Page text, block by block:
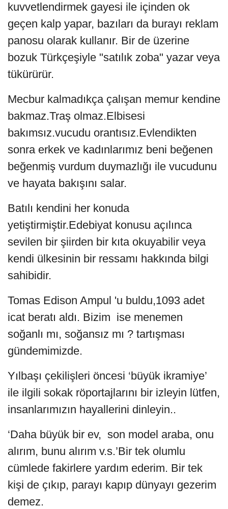
kuvvetlendirmek gayesi ile içinden ok
geçen kalp yapar, bazıları da burayı reklam
panosu olarak kullanır. Bir de üzerine
bozuk Türkçeşiyle "satılık zoba" yazar veya
tükürürür.
Mecbur kalmadıkça çalışan memur kendine
bakmaz.Traş olmaz.Elbisesi
bakımsız.vucudu orantısız.Evlendikten
sonra erkek ve kadınlarımız beni beğenen
beğenmiş vurdum duymazlığı ile vucudunu
ve hayata bakışını salar.
Batılı kendini her konuda
yetiştirmiştir.Edebiyat konusu açılınca
sevilen bir şiirden bir kıta okuyabilir veya
kendi ülkesinin bir ressamı hakkında bilgi
sahibidir.
Tomas Edison Ampul 'u buldu,1093 adet
icat beratı aldı. Bizim ise menemen
soğanlı mı, soğansız mı ? tartışması
gündemimizde.
Yılbaşı çekilişleri öncesi ‘büyük ikramiye’
ile ilgili sokak röportajlarını bir izleyin lütfen,
insanlarımızın hayallerini dinleyin..
‘Daha büyük bir ev, son model araba, onu
alırım, bunu alırım v.s.’Bir tek olumlu
cümlede fakirlere yardım ederim. Bir tek
kişi de çıkıp, parayı kapıp dünyayı gezerim
demez.